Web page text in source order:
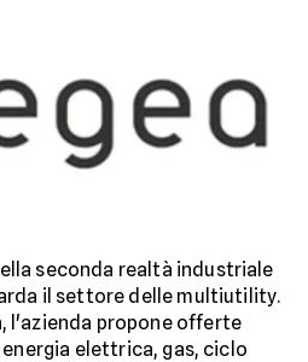
seconda realtà industriale
il settore delle multiutility.
l'azienda propone offerte
elettrica, gas, ciclo